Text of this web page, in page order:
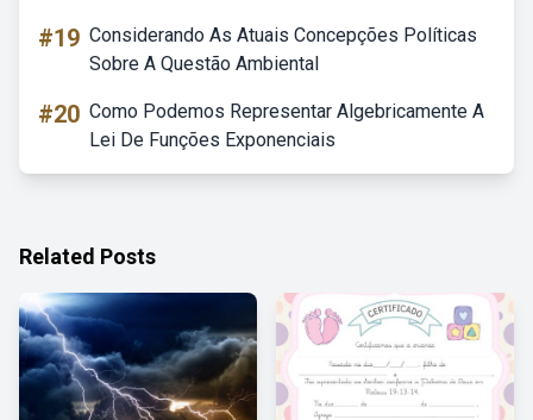
#19 Considerando As Atuais Concepções Políticas
Sobre A Questão Ambiental
#20 Como Podemos Representar Algebricamente A
Lei De Funções Exponenciais
Related Posts